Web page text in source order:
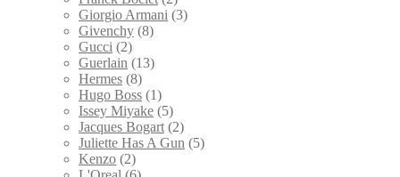
Giorgio Armani (3)
Givenchy (8)
Gucci (2)
Guerlain (13)
Hermes (8)
Hugo Boss (1)
Issey Miyake (5)
Jacques Bogart (2)
Juliette Has A Gun (5)
Kenzo (2)